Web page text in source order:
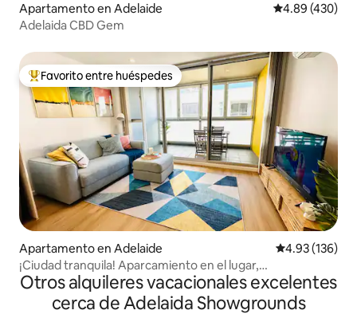
Apartamento en Adelaide Calificación
4.89 (430)
Adelaida CBD Gem
Favorito entre huéspedes preferido
Favorito entre huéspedes
Apartamento en Adelaide Calificación
4.93 (136)
¡Ciudad tranquila! Aparcamiento en el lugar,
piscina/spa/sauna
Otros alquileres vacacionales excelentes
cerca de Adelaida Showgrounds